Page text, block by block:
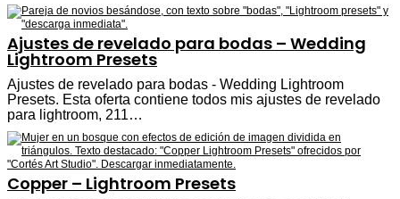
Ajustes de revelado para bodas – Wedding
Lightroom Presets
Ajustes de revelado para bodas - Wedding Lightroom
Presets. Esta oferta contiene todos mis ajustes de revelado
para lightroom, 211…
Copper – Lightroom Presets